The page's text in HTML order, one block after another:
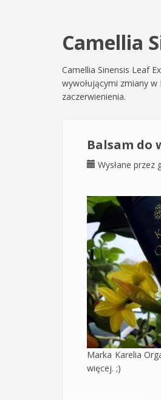
Camellia
Camellia Sinensis Leaf
wywołującymi zmiany
zaczerwienienia.
Balsam do
Wysłane przez
Marka Karelia
więcej. ;)